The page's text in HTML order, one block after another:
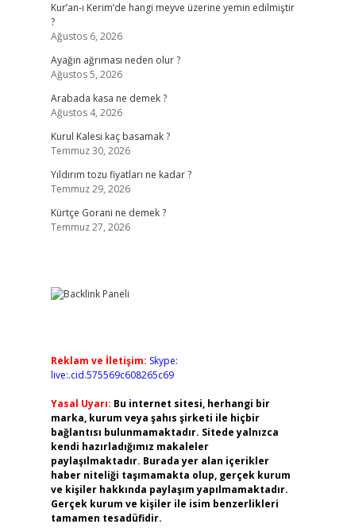
Kur’an-ı Kerim’de hangi meyve üzerine yemin edilmiştir
?
Ağustos 6, 2026
Ayağın ağrıması neden olur ?
Ağustos 5, 2026
Arabada kasa ne demek ?
Ağustos 4, 2026
Kurul Kalesi kaç basamak ?
Temmuz 30, 2026
Yıldırım tozu fiyatları ne kadar ?
Temmuz 29, 2026
Kürtçe Gorani ne demek ?
Temmuz 27, 2026
Reklam ve İletişim: Skype:
live:.cid.575569c608265c69
Yasal Uyarı: Bu internet sitesi, herhangi bir
marka, kurum veya şahıs şirketi ile hiçbir
bağlantısı bulunmamaktadır. Sitede yalnızca
kendi hazırladığımız makaleler
paylaşılmaktadır. Burada yer alan içerikler
haber niteliği taşımamakta olup, gerçek kurum
ve kişiler hakkında paylaşım yapılmamaktadır.
Gerçek kurum ve kişiler ile isim benzerlikleri
tamamen tesadüfidir.